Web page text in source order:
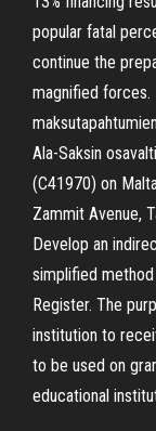
popular fatal
continue the
magnified forces.
Ala-Saksin
(C41970) on
Zammit Avenue,
Develop an
simplified
Register. The
institution to
to be used on
educational